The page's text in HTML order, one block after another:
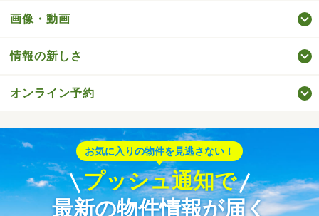
画像・動画
情報の新しさ
オンライン予約
お気に入りの物件を見逃さない！
プッシュ通知で
最新の物件情報が届く